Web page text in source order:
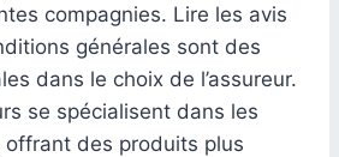
compagnies. Lire les avis
générales sont des
dans le choix de l’assureur.
se spécialisent dans les
des produits plus